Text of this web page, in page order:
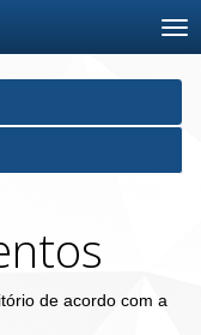
de acordo com a